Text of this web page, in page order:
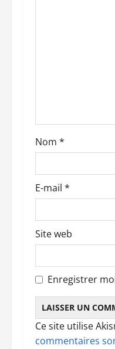
a
r
t
i
c
l
e
Nom *
E-mail *
Site web
Enregistrer
Ce site utilise
commentaires